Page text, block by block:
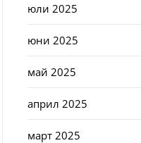
юли 2025
юни 2025
май 2025
април 2025
март 2025